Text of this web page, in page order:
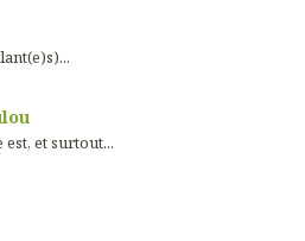
et surtout...